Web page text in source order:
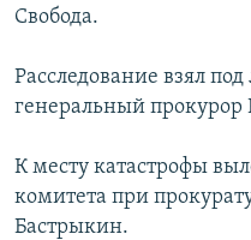
Свобода.
Расследование взял
генеральный
К месту катастрофы
комитета при
Бастрыкин.